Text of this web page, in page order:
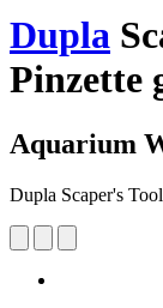
Dupla
Pinzette
Aquarium
Dupla Scaper's